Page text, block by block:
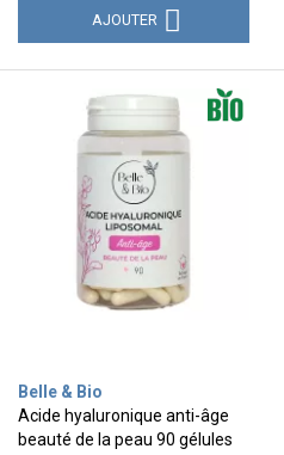
AJOUTER
Belle & Bio
Acide hyaluronique anti-âge
beauté de la peau 90 gélules